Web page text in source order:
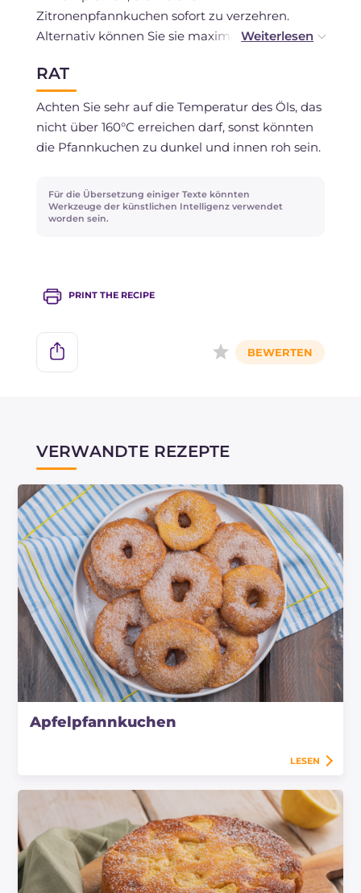
Zitronenpfannkuchen sofort zu verzehren.
Alternativ können Sie sie maximal einen Tag
RAT
Achten Sie sehr auf die Temperatur des Öls, das
nicht über 160°C erreichen darf, sonst könnten
die Pfannkuchen zu dunkel und innen roh sein.
Für die Übersetzung einiger Texte könnten
Werkzeuge der künstlichen Intelligenz verwendet
worden sein.
PRINT THE RECIPE
VERWANDTE REZEPTE
Apfelpfannkuchen
LESEN